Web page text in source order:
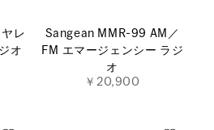
レ
オ
Sangean MMR-99 AM／
FM エマージェンシー ラジ
オ
￥20,900